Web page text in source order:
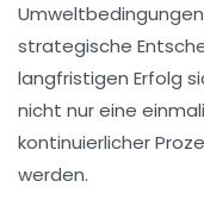
Umweltbedingungen
strategische
langfristigen Erfolg
nicht nur eine
kontinuierlicher
werden.